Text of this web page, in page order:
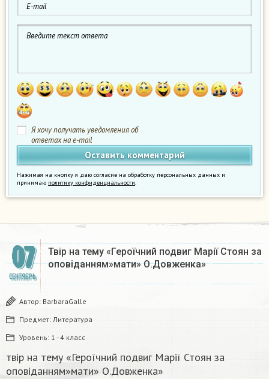
Я хочу получать уведомления об
ответах на e-mail
Нажимая на кнопку я даю согласие на обработку персональных данных и
принимаю политику конфиденциальности.
07
СЕНТЯБРЬ
Твір на тему «Героїчний подвиг Марії Стоян за
оповіданням»мати» О.Довженка»​
Автор: BarbaraGalle
Предмет: Литература
Уровень: 1 - 4 класс
твір на тему «Героїчний подвиг Марії Стоян за
оповіданням»мати» О.Довженка»​